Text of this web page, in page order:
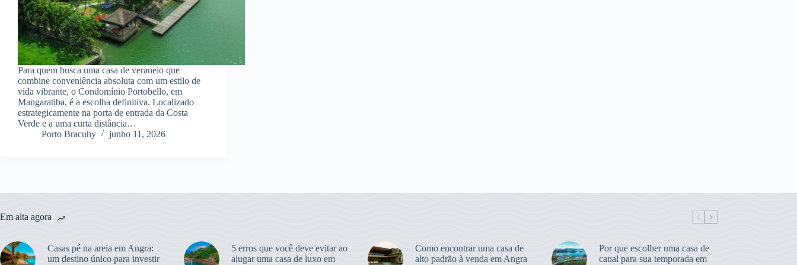
Para quem busca uma casa de veraneio que
combine conveniência absoluta com um estilo de
vida vibrante, o Condomínio Portobello, em
Mangaratiba, é a escolha definitiva. Localizado
estrategicamente na porta de entrada da Costa
Verde e a uma curta distância…
Porto Bracuhy
junho 11, 2026
Em alta agora
Casas pé na areia em Angra:
um destino único para investir
5 erros que você deve evitar ao
alugar uma casa de luxo em
Como encontrar uma casa de
alto padrão à venda em Angra
Por que escolher uma casa de
canal para sua temporada em